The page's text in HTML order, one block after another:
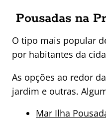
Pousadas na
O tipo mais popular
por habitantes da
As opções ao redor
jardim e outras.
Mar Ilha